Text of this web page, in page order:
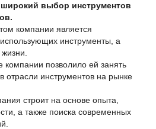
выбор инструментов
компании является
инструменты, а
компании позволило ей занять
инструментов на рынке
строит на основе опыта,
а также поиска современных